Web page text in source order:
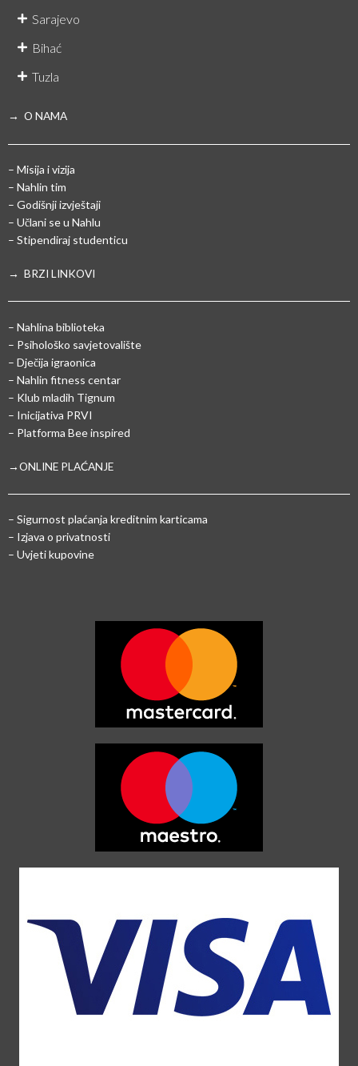
Sarajevo
Bihać
Tuzla
→ O NAMA
– Misija i vizija
– Nahlin tim
– Godišnji izvještaji
– Učlani se u Nahlu
– Stipendiraj studenticu
→ BRZI LINKOVI
– Nahlina biblioteka
– Psihološko savjetovalište
– Dječija igraonica
– Nahlin fitness centar
– Klub mladih Tignum
– Inicijativa PRVI
– Platforma Bee inspired
→ONLINE PLAĆANJE
– Sigurnost plaćanja kreditnim karticama
– Izjava o privatnosti
– Uvjeti kupovine